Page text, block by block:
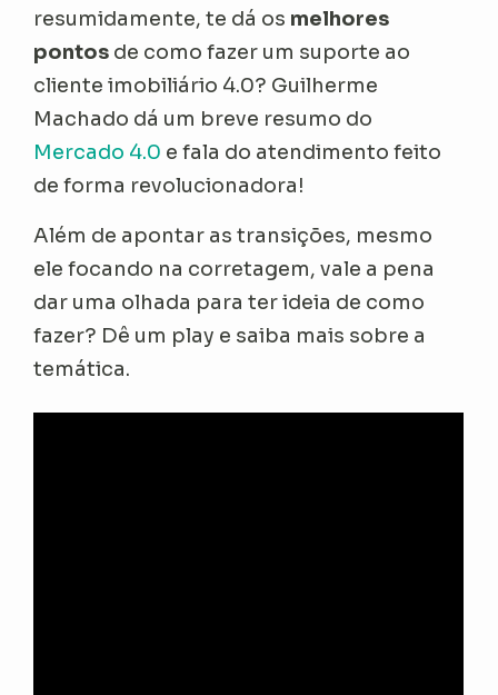
resumidamente, te dá os melhores
pontos de como fazer um suporte ao
cliente imobiliário 4.0? Guilherme
Machado dá um breve resumo do
Mercado 4.0 e fala do atendimento feito
de forma revolucionadora!
Além de apontar as transições, mesmo
ele focando na corretagem, vale a pena
dar uma olhada para ter ideia de como
fazer? Dê um play e saiba mais sobre a
temática.